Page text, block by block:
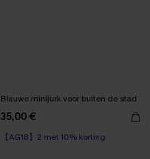
Blauwe minijurk voor buiten de stad
35,00 €
【AG18】2 met 10% korting